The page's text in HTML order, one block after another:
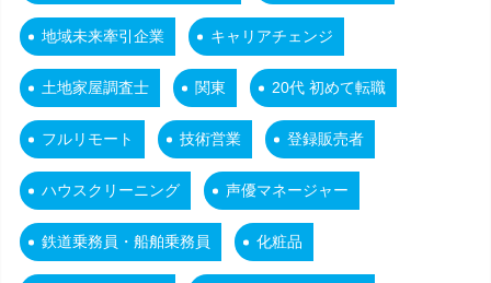
地域未来牽引企業 キャリアチェンジ
土地家屋調査士 関東 20代 初めて転職
フルリモート 技術営業 登録販売者
ハウスクリーニング 声優マネージャー
鉄道乗務員・船舶乗務員 化粧品